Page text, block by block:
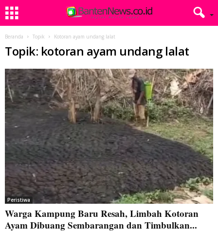
Beranda Topik Kotoran ayam undang lalat
Topik: kotoran ayam undang lalat
Peristiwa
Warga Kampung Baru Resah, Limbah Kotoran
Ayam Dibuang Sembarangan dan Timbulkan...